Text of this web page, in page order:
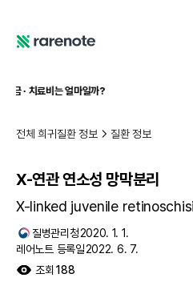
노
레
트
계산하기 중증 질
전체 희귀질환 정보 질환 정보
X-연관 연소성 망막분리
X-linked juvenile
질병관리청2020. 1. 1.
레어노트 등록일2022. 6. 7.
조회 188